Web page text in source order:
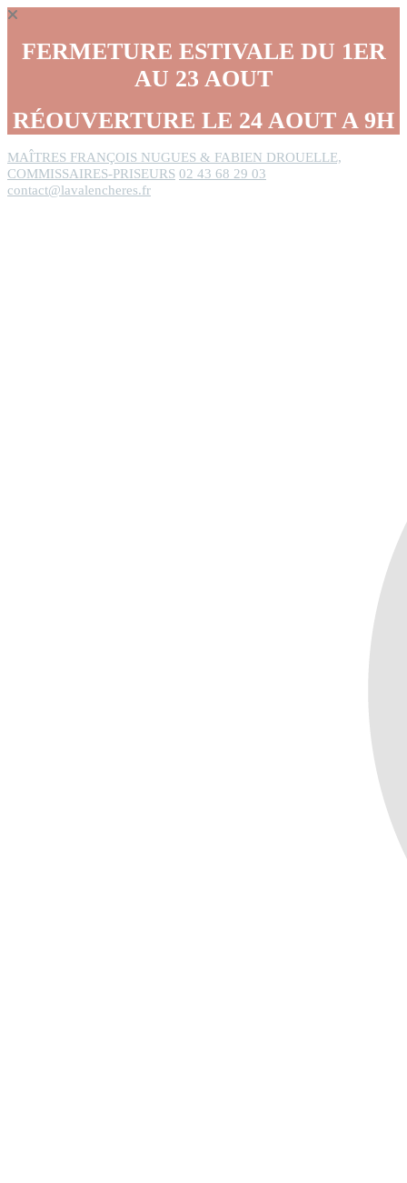
FERMETURE ESTIVALE DU 1ER
AU 23 AOUT
RÉOUVERTURE LE 24 AOUT A 9H
MAÎTRES FRANÇOIS NUGUES & FABIEN DROUELLE,
COMMISSAIRES-PRISEURS 02 43 68 29 03
contact@lavalencheres.fr
Panneau de gestion des cookies